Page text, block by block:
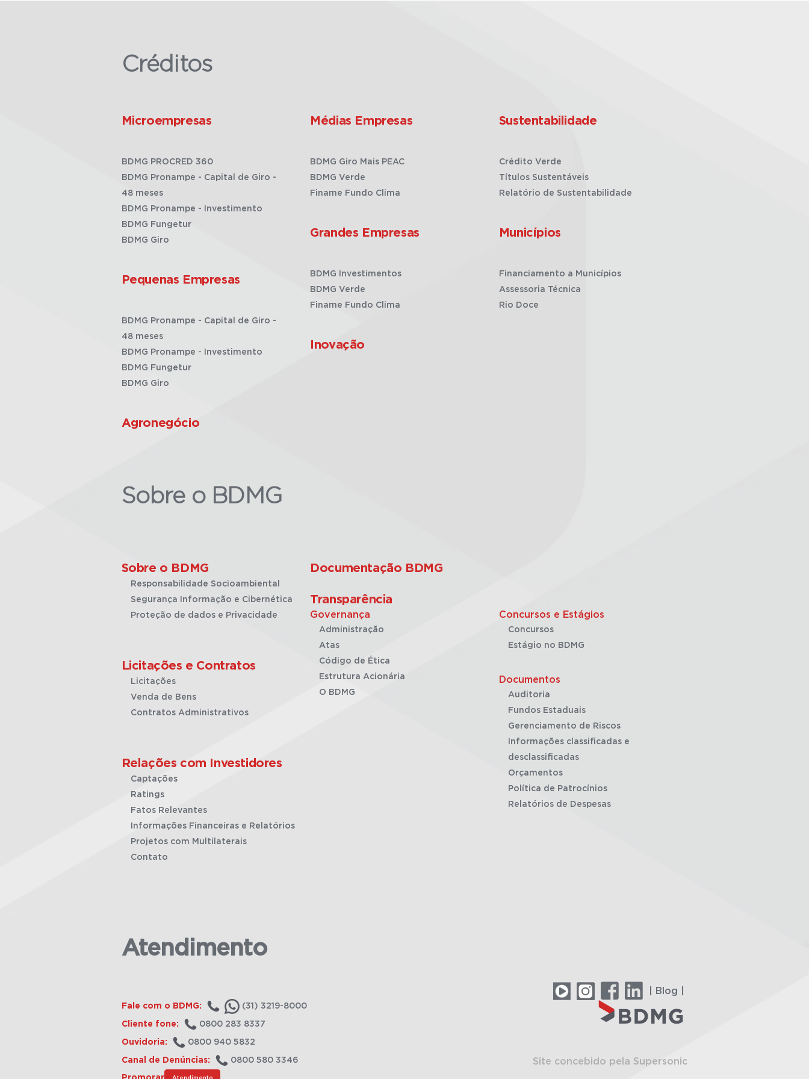
Créditos
Microempresas
BDMG PROCRED 360
BDMG Pronampe - Capital de Giro -
48 meses
BDMG Pronampe - Investimento
BDMG Fungetur
BDMG Giro
Pequenas Empresas
BDMG Pronampe - Capital de Giro -
48 meses
BDMG Pronampe - Investimento
BDMG Fungetur
BDMG Giro
Agronegócio
Médias Empresas
BDMG Giro Mais PEAC
BDMG Verde
Finame Fundo Clima
Grandes Empresas
BDMG Investimentos
BDMG Verde
Finame Fundo Clima
Inovação
Sustentabilidade
Crédito Verde
Títulos Sustentáveis
Relatório de Sustentabilidade
Municípios
Financiamento a Municípios
Assessoria Técnica
Rio Doce
Sobre o BDMG
Sobre o BDMG
Responsabilidade Socioambiental
Segurança Informação e Cibernética
Proteção de dados e Privacidade
Licitações e Contratos
Licitações
Venda de Bens
Contratos Administrativos
Relações com Investidores
Captações
Ratings
Fatos Relevantes
Informações Financeiras e Relatórios
Projetos com Multilaterais
Contato
Documentação BDMG
Transparência
Governança
Administração
Atas
Código de Ética
Estrutura Acionária
O BDMG
Concursos e Estágios
Concursos
Estágio no BDMG
Documentos
Auditoria
Fundos Estaduais
Gerenciamento de Riscos
Informações classificadas e
desclassificadas
Orçamentos
Política de Patrocínios
Relatórios de Despesas
Atendimento
Fale com o BDMG: (31) 3219-8000
Cliente fone: 0800 283 8337
Ouvidoria: 0800 940 5832
Canal de Denúncias: 0800 580 3346
Atendimento
| Blog |
Site concebido pela Supersonic